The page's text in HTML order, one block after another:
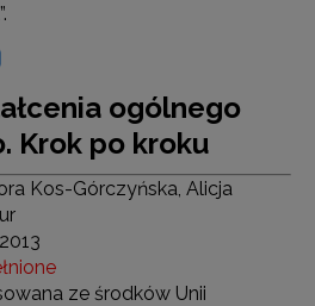
ogólnego
Krok po kroku
Kos-Górczyńska, Alicja
ze środków Unii